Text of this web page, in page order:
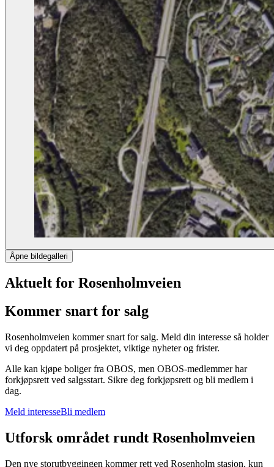
Åpne bildegalleri
Aktuelt for Rosenholmveien
Kommer snart for salg
Rosenholmveien kommer snart for salg. Meld din interesse så holder
vi deg oppdatert på prosjektet, viktige nyheter og frister.
Alle kan kjøpe boliger fra OBOS, men OBOS-medlemmer har
forkjøpsrett ved salgsstart. Sikre deg forkjøpsrett og bli medlem i
dag.
Meld interesseBli medlem
Utforsk området rundt Rosenholmveien
Den nye storutbyggingen kommer rett ved Rosenholm stasjon, kun